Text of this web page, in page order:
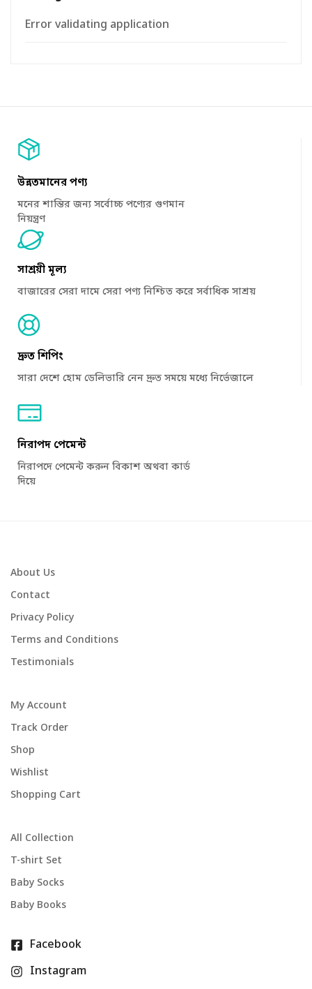
Error validating application
উন্নতমানের পণ্য
মনের শান্তির জন্য সর্বোচ্চ পণ্যের গুণমান
নিয়ন্ত্রণ
সাশ্রয়ী মূল্য
বাজারের সেরা দামে সেরা পণ্য নিশ্চিত করে সর্বাধিক সাশ্রয়
দ্রুত শিপিং
সারা দেশে হোম ডেলিভারি নেন দ্রুত সময়ে মধ্যে নির্ভেজালে
নিরাপদ পেমেন্ট
নিরাপদে পেমেন্ট করুন বিকাশ অথবা কার্ড
দিয়ে
About Us
Contact
Privacy Policy
Terms and Conditions
Testimonials
My Account
Track Order
Shop
Wishlist
Shopping Cart
All Collection
T-shirt Set
Baby Socks
Baby Books
Facebook
Instagram